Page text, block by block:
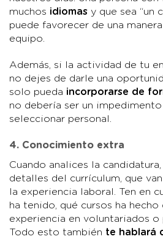
muchos idiomas y que sea “un
puede favorecer de una
equipo.
Además, si la actividad de tu
no dejes de darle una
solo pueda incorporarse de
no debería ser un
seleccionar personal.
4. Conocimiento extra
Cuando analices la
detalles del currículum, que
la experiencia laboral. Ten en
ha tenido, qué cursos ha
experiencia en voluntariados
Todo esto también te hablará